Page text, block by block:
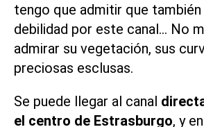
tengo que admitir que
debilidad por este canal… No
admirar su vegetación, sus
preciosas esclusas.
Se puede llegar al canal
el centro de Estrasburgo, y